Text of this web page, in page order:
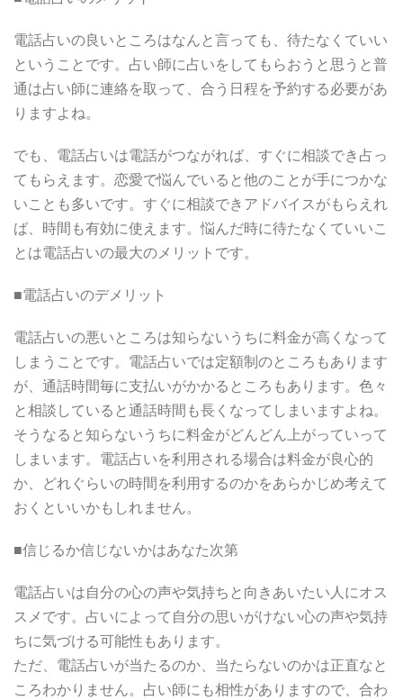
電話占いの良いところはなんと言っても、待たなくていい
ということです。占い師に占いをしてもらおうと思うと普
通は占い師に連絡を取って、合う日程を予約する必要があ
りますよね。
でも、電話占いは電話がつながれば、すぐに相談でき占っ
てもらえます。恋愛で悩んでいると他のことが手につかな
いことも多いです。すぐに相談できアドバイスがもらえれ
ば、時間も有効に使えます。悩んだ時に待たなくていいこ
とは電話占いの最大のメリットです。
■電話占いのデメリット
電話占いの悪いところは知らないうちに料金が高くなって
しまうことです。電話占いでは定額制のところもあります
が、通話時間毎に支払いがかかるところもあります。色々
と相談していると通話時間も長くなってしまいますよね。
そうなると知らないうちに料金がどんどん上がっていって
しまいます。電話占いを利用される場合は料金が良心的
か、どれぐらいの時間を利用するのかをあらかじめ考えて
おくといいかもしれません。
■信じるか信じないかはあなた次第
電話占いは自分の心の声や気持ちと向きあいたい人にオス
スメです。占いによって自分の思いがけない心の声や気持
ちに気づける可能性もあります。
ただ、電話占いが当たるのか、当たらないのかは正直なと
ころわかりません。占い師にも相性がありますので、合わ